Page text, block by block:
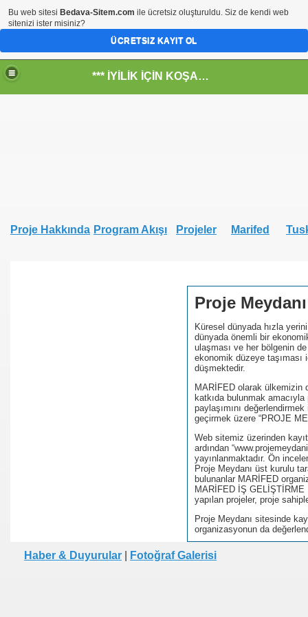
*** İYİLİK İÇİN KOŞANLARIN YERİ***
Proje Hakkında Program Akışı Projeler Marifed
Proje Meydanı
Küresel dünyada hızla
dünyada önemli bir
ulaşması ve her bölgenin
ekonomik düzeye
düşmektedir.
MARİFED olarak ülkemizin
katkıda bulunmak
paylaşımını
geçirmek üzere “PROJE
Web sitemiz üzerinden
ardından
yayınlanmaktadır. Ön
Proje Meydanı üst kurulu
bulunanlar MARİFED
MARİFED İŞ GELİŞTİRME
yapılan projeler, proje
Proje Meydanı sitesinde
organizasyonun da
Haber & Duyurular Fotoğraf Galerisi
- HİDROJEN ENERJİ MRK *NASIL ENGELLENDİ* !!!
Bu web sitesi Bedava-Sitem.com ile ücretsiz oluşturuldu. Siz de kendi web
sitenizi ister misiniz?
ÜCRETSIZ KAYIT OL